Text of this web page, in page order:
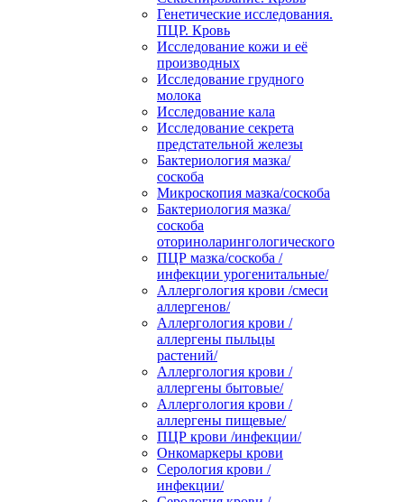
Генетические исследования.
ПЦР. Кровь
Исследование кожи и её
производных
Исследование грудного
молока
Исследование кала
Исследование секрета
предстательной железы
Бактериология мазка/
соскоба
Микроскопия мазка/соскоба
Бактериология мазка/
соскоба
оториноларингологического
ПЦР мазка/соскоба /
инфекции урогенитальные/
Аллергология крови /смеси
аллергенов/
Аллергология крови /
аллергены пыльцы
растений/
Аллергология крови /
аллергены бытовые/
Аллергология крови /
аллергены пищевые/
ПЦР крови /инфекции/
Онкомаркеры крови
Серология крови /
инфекции/